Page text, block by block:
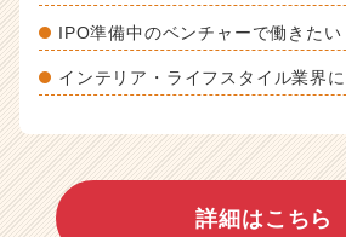
IPO準備中のベンチャーで働きたい
インテリア・ライフスタイル業界
詳細はこちら